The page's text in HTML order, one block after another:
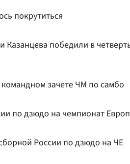
покрутиться
Казанцева победили в
зачете ЧМ по самбо
по дзюдо на чемпионат
России по дзюдо на ЧЕ